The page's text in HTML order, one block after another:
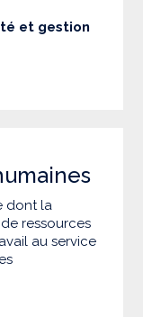
et gestion
dont la
ressources
au service